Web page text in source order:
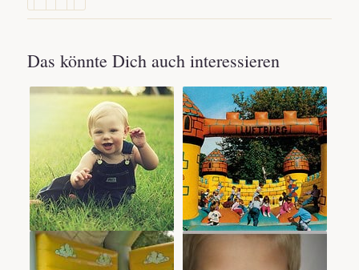
Das könnte Dich auch interessieren